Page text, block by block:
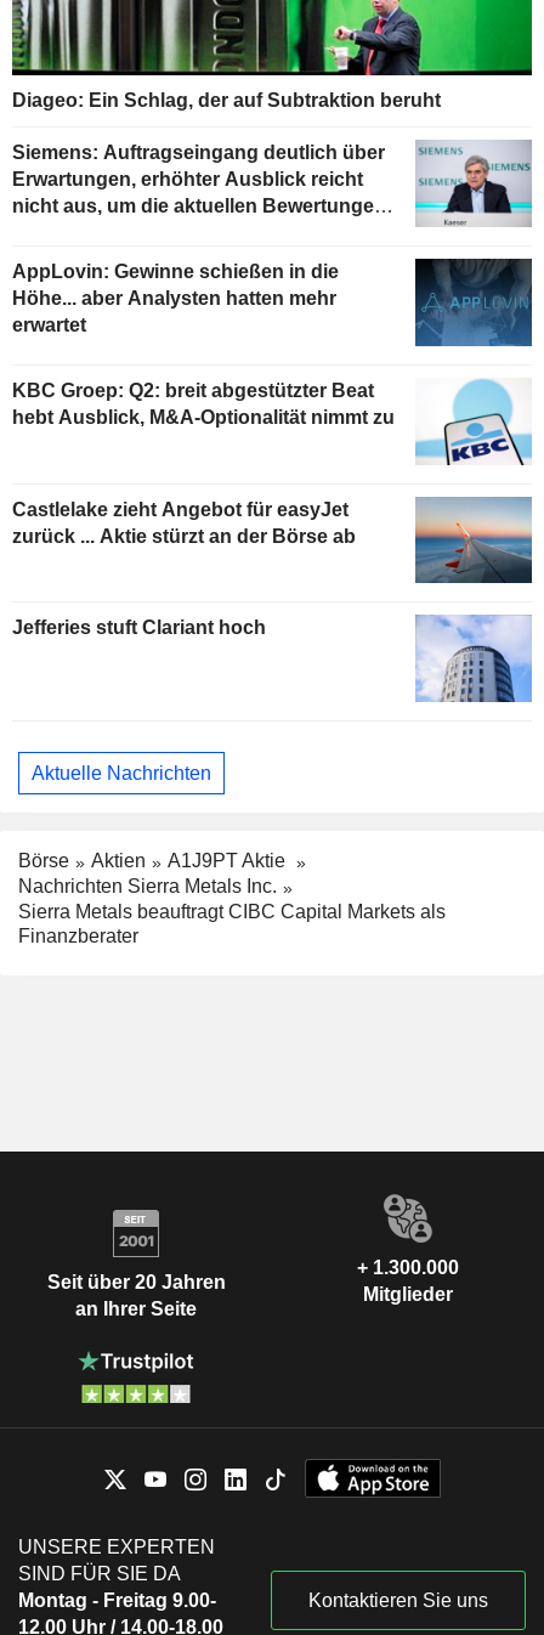
Diageo: Ein Schlag, der auf Subtraktion beruht
Siemens: Auftragseingang deutlich über
Erwartungen, erhöhter Ausblick reicht
nicht aus, um die aktuellen Bewertungen
AppLovin: Gewinne schießen in die
Höhe... aber Analysten hatten mehr
erwartet
KBC Groep: Q2: breit abgestützter Beat
hebt Ausblick, M&A-Optionalität nimmt zu
Castlelake zieht Angebot für easyJet
zurück ... Aktie stürzt an der Börse ab
Jefferies stuft Clariant hoch
Aktuelle Nachrichten
Börse Aktien
A1J9PT Aktie
Nachrichten Sierra Metals Inc.
Sierra Metals beauftragt CIBC Capital Markets als
Finanzberater
Seit über 20 Jahren
an Ihrer Seite
+ 1.300.000
Mitglieder
UNSERE EXPERTEN
SIND FÜR SIE DA
Montag - Freitag 9.00-
12.00 Uhr / 14.00-18.00
Kontaktieren Sie uns